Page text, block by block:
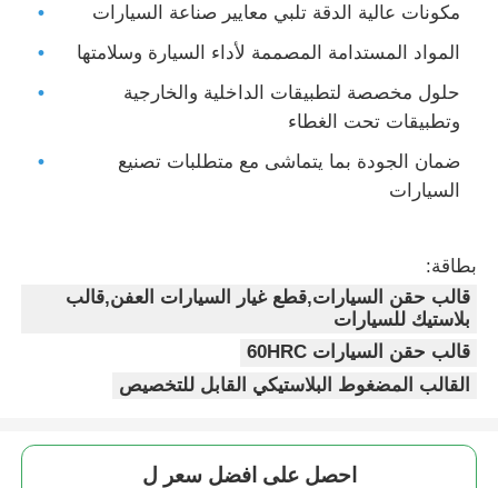
مكونات عالية الدقة تلبي معايير صناعة السيارات
المواد المستدامة المصممة لأداء السيارة وسلامتها
حلول مخصصة لتطبيقات الداخلية والخارجية
وتطبيقات تحت الغطاء
ضمان الجودة بما يتماشى مع متطلبات تصنيع
السيارات
بطاقة:
قالب حقن السيارات,قطع غيار السيارات العفن,قالب
بلاستيك للسيارات
قالب حقن السيارات 60HRC
القالب المضغوط البلاستيكي القابل للتخصيص
احصل على افضل سعر ل